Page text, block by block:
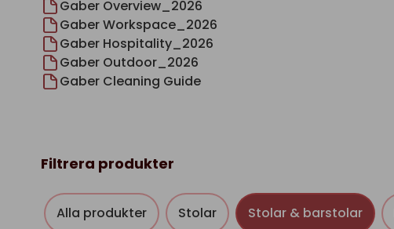
Gaber Overview_2026
Gaber Workspace_2026
Gaber Hospitality_2026
Gaber Outdoor_2026
Gaber Cleaning Guide
Filtrera produkter
Alla produkter Stolar Stolar & barstolar